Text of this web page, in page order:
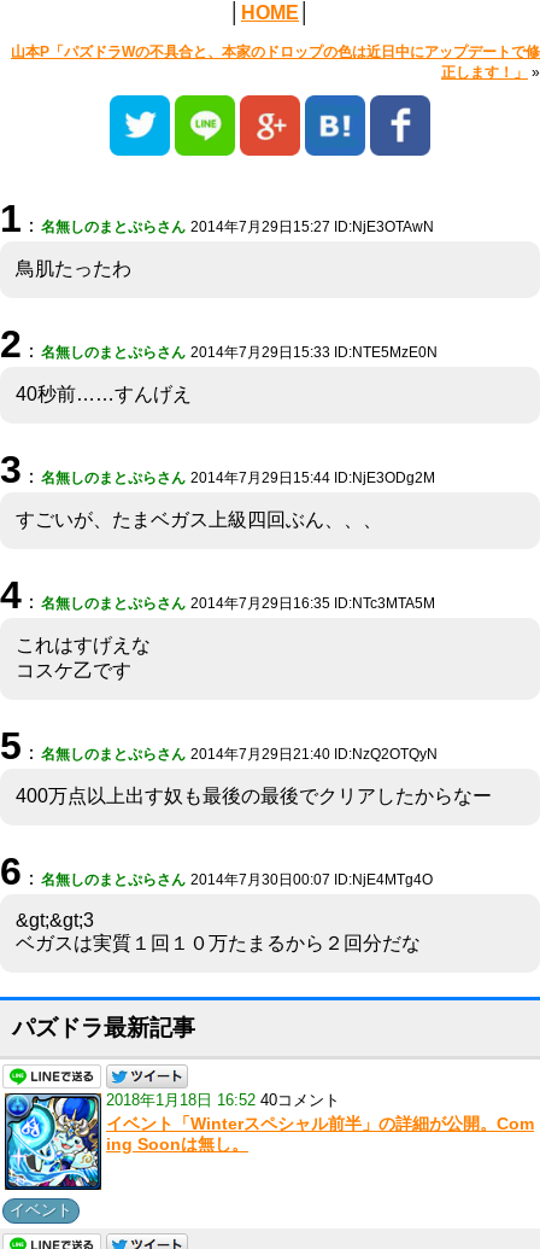
HOME
山本P「パズドラWの不具合と、本家のドロップの色は近日中にアップデートで修
正します！」
»
1 ： 名無しのまとぷらさん 2014年7月29日15:27 ID:NjE3OTAwN
鳥肌たったわ
2 ： 名無しのまとぷらさん 2014年7月29日15:33 ID:NTE5MzE0N
40秒前……すんげえ
3 ： 名無しのまとぷらさん 2014年7月29日15:44 ID:NjE3ODg2M
すごいが、たまベガス上級四回ぶん、、、
4 ： 名無しのまとぷらさん 2014年7月29日16:35 ID:NTc3MTA5M
これはすげえな
コスケ乙です
5 ： 名無しのまとぷらさん 2014年7月29日21:40 ID:NzQ2OTQyN
400万点以上出す奴も最後の最後でクリアしたからなー
6 ： 名無しのまとぷらさん 2014年7月30日00:07 ID:NjE4MTg4O
&gt;&gt;3
ベガスは実質１回１０万たまるから２回分だな
パズドラ最新記事
2018年1月18日 16:52 40コメント
イベント「Winterスペシャル前半」の詳細が公開。Com
ing Soonは無し。
イベント